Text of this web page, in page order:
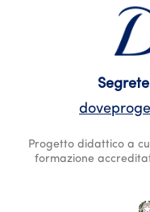
Progetto didattico a
formazione